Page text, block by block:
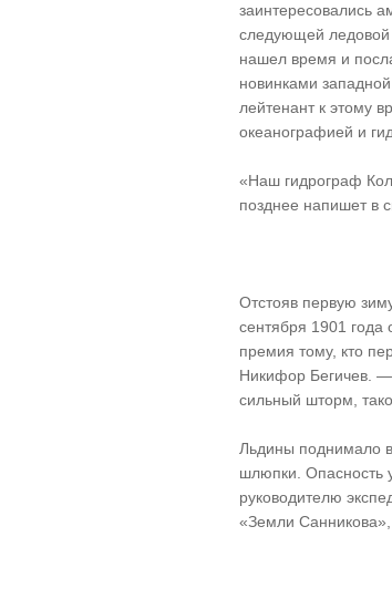
заинтересовались
следующей ледовой
нашел время и
новинками
лейтенант к этому
океанографией и
«Наш гидрограф
позднее напишет в
Отстояв первую
сентября 1901
премия тому, кто
Никифор Бегичев. —
сильный шторм,
Льдины поднимало
шлюпки. Опасность
руководителю
«Земли Санникова»,